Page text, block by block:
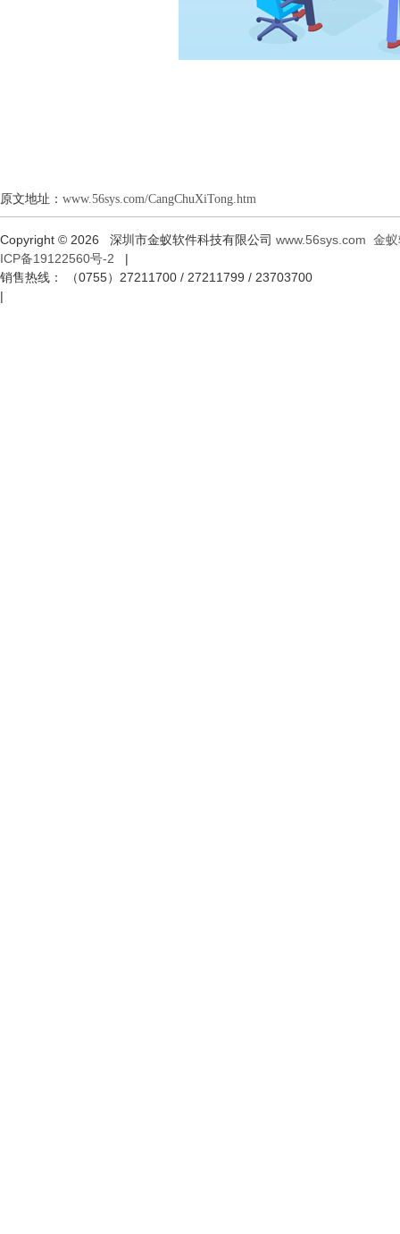
原文地址： www.56sys.com/CangChuXiTong.htm
Copyright © 2026 深圳市金蚁软件科技有限公司 www.56sys.com 金
ICP备19122560号-2 |
销售热线： （0755）27211700 / 27211799 / 23703700
|